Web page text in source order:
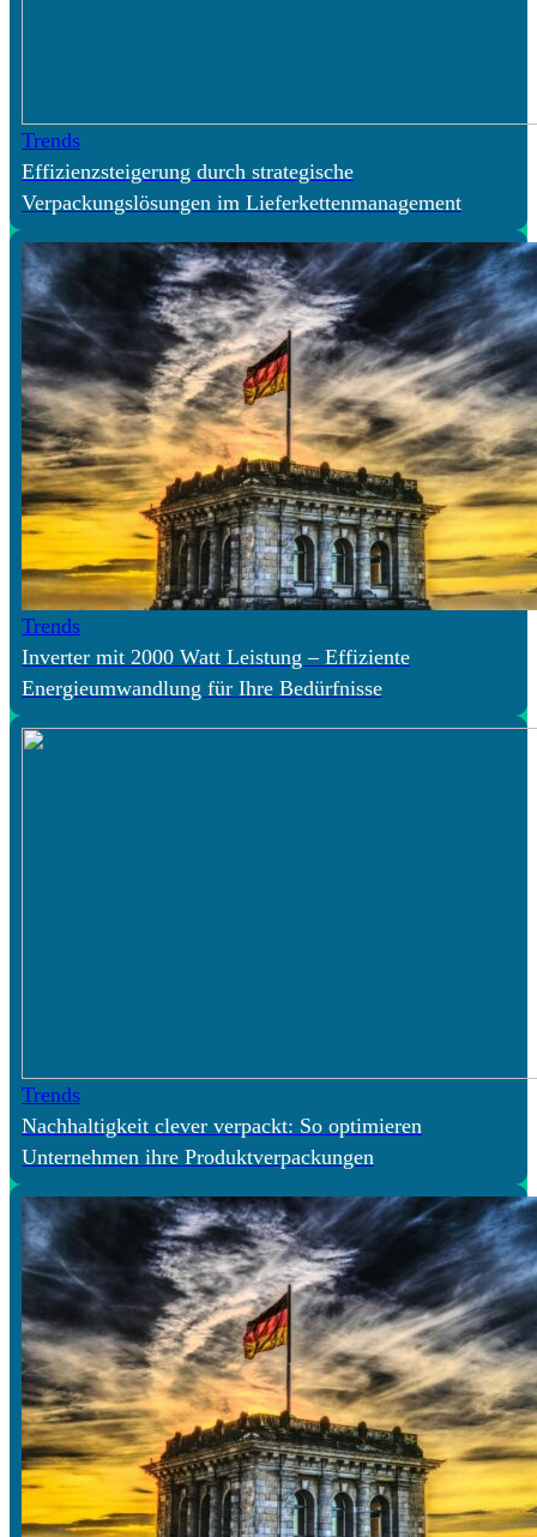
Trends
Effizienzsteigerung durch strategische
Verpackungslösungen im Lieferkettenmanagement
Trends
Inverter mit 2000 Watt Leistung – Effiziente
Energieumwandlung für Ihre Bedürfnisse
Trends
Nachhaltigkeit clever verpackt: So optimieren
Unternehmen ihre Produktverpackungen